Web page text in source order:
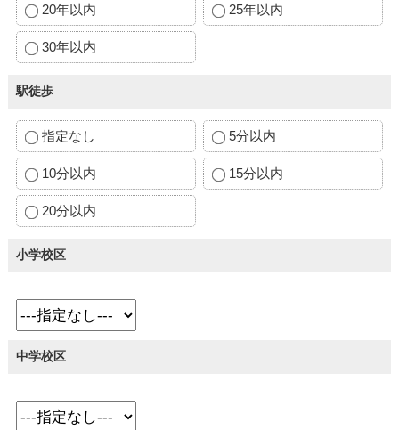
20年以内 25年以内
30年以内
駅徒歩
指定なし 5分以内
10分以内 15分以内
20分以内
小学校区
中学校区